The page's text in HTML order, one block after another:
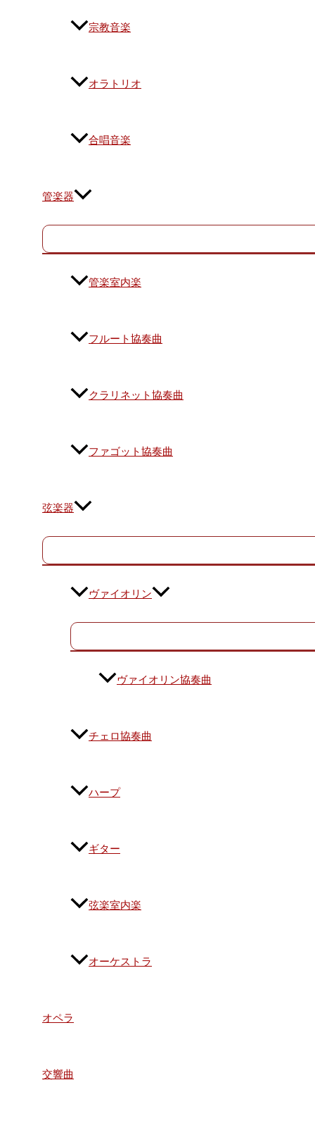
宗教音楽
オラトリオ
合唱音楽
管楽器
管楽室内楽
フルート協奏曲
クラリネット協奏曲
ファゴット協奏曲
弦楽器
ヴァイオリン
ヴァイオリン協奏曲
チェロ協奏曲
ハープ
ギター
弦楽室内楽
オーケストラ
オペラ
交響曲